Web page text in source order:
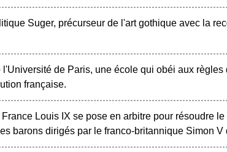
Suger, précurseur de l'art gothique avec la
de Paris, une école qui obéi aux règles
française.
Louis IX se pose en arbitre pour résoudre
barons dirigés par le franco-britannique Simon V